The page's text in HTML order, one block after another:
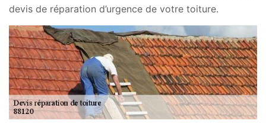
devis de réparation d’urgence de votre toiture.